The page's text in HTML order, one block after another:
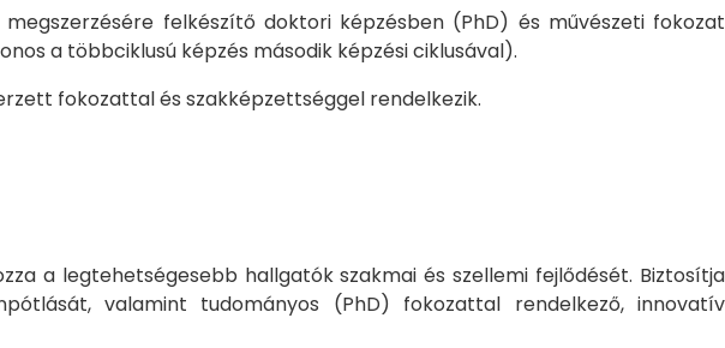
felkészítő doktori képzésben (PhD) és művészeti fokozat
a többciklusú képzés második képzési ciklusával).
fokozattal és szakképzettséggel rendelkezik.
a legtehetségesebb hallgatók szakmai és szellemi fejlődését. Biztosítja
valamint tudományos (PhD) fokozattal rendelkező, innovatív